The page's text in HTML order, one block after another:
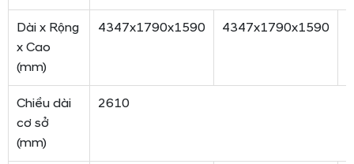
Dài x Rộng
x Cao
(mm)
4347x1790x1590 4347x1790x1590
Chiều dài
cơ sở
(mm)
2610